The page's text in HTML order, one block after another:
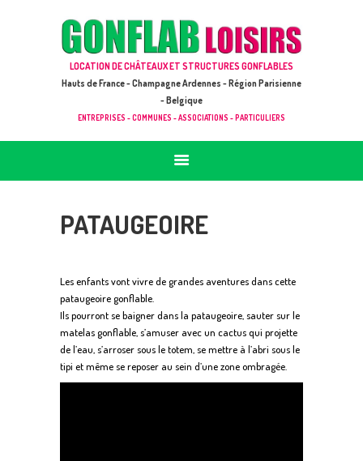
LOCATION DE CHÂTEAUX ET STRUCTURES GONFLABLES
Hauts de France - Champagne Ardennes - Région Parisienne
- Belgique
ENTREPRISES - COMMUNES - ASSOCIATIONS - PARTICULIERS
GONFLAB LOISIRS
ACCUEIL
JEUX À LOUER & PRESTATIONS
CATALOGUE / TARIF
DEMANDE DE DEVIS (SOUS 24H)
PATAUGEOIRE
Les enfants vont vivre de grandes aventures dans cette
pataugeoire gonflable.
Ils pourront se baigner dans la pataugeoire, sauter sur le
matelas gonflable, s’amuser avec un cactus qui projette
de l’eau, s’arroser sous le totem, se mettre à l’abri sous le
tipi et même se reposer au sein d’une zone ombragée.